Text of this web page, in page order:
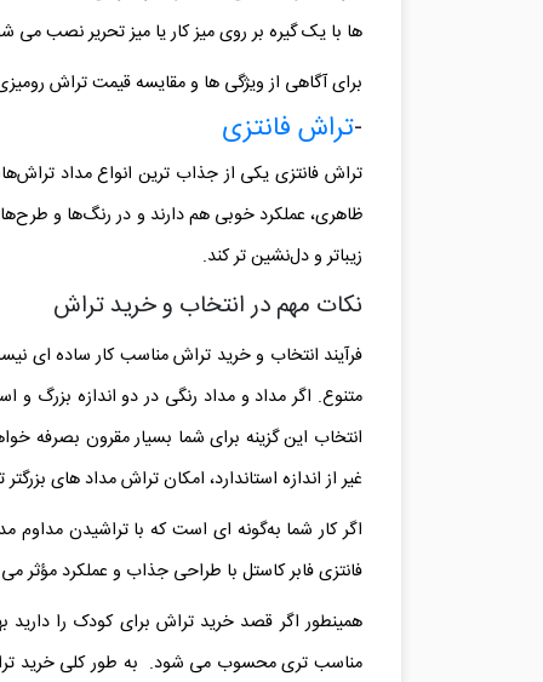
ها با یک گیره بر روی میز کار یا میز تحریر نصب
برای آگاهی از ویژگی‌ ها و مقایسه قیمت تراش
-تراش فانتزی
تراش فانتزی یکی از جذاب‌ ترین انواع مداد
ظاهری، عملکرد خوبی هم دارند و در رنگ‌ها و
زیباتر و دل‌نشین‌ تر کند.
نکات مهم در انتخاب و خرید تراش
فرآیند انتخاب و خرید تراش مناسب کار ساده ای
متنوع. اگر مداد و مداد رنگی در دو اندازه بزرگ و
غیر از اندازه استاندارد، امکان تراش مداد های بزرگتر تا قطر ۱۰.۵ میلیمتر نیز
اگر کار شما به‌گونه‌ ای است که با تراشیدن مداوم
فانتزی فابر کاستل با طراحی جذاب و عملکرد مؤثر می‌
همینطور اگر قصد خرید تراش برای کودک را دارید
مناسب تری محسوب می شود. به طور کلی خرید